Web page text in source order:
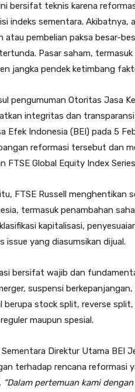
bersifat teknis karena
indeks sementara.
atau pembelian paksa besar-
Pasar saham,
jangka pendek ketimbang
pengumuman Otoritas Jasa
integritas dan
Efek Indonesia (BEI) pada 5
reformasi tersebut dan
FTSE Global Equity Index
FTSE Russell menghentikan
termasuk penambahan
kapitalisasi,
issue yang diasumsikan dijual.
bersifat wajib dan
suspensi
berupa stock split, reverse
maupun spesial.
Direktur Utama BEI
terhadap rencana reformasi
“Dalam pertemuan kami